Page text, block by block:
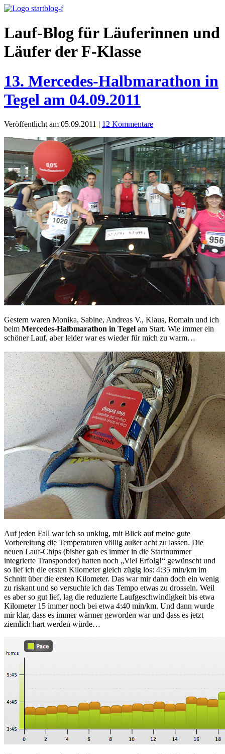
Lauf-Blog für Läuferinnen und
Läufer der F-Klasse
13. Mercedes-Halbmarathon in
Tegel am 04.09.2011
Veröffentlicht am 05.09.2011 | 12 Kommentare
Gestern waren Monika, Sabine, Andreas V., Klaus, Romain und ich
beim Mercedes-Halbmarathon in Tegel am Start. Wie immer ein
schöner Lauf, aber leider war es wieder für mich zu warm…
Auf jeden Fall war ich so unklug, mit Blick auf meine gute
Vorbereitung die Temperaturen völlig außer acht zu lassen. Die
neuen Lauf-Chips (bisher gab es immer in die Startnummer
integrierte Transponder) hatten noch „Viel Erfolg!“ gewünscht und
so lief ich die ersten Kilometer gleich zügig los: 4:35 min/km im
Schnitt über die ersten Kilometer. Das war mir dann doch ein wenig
zu riskant und so versuchte ich das Tempo etwas zu drosseln. Weil
es aber so gut lief, lag die reduzierte Laufgeschwindigkeit bis etwa
Kilometer 15 immer noch bei etwa 4:40 min/km. Und dann wurde
mir klar, dass es immer wärmer geworden war und dass es jetzt
ziemlich hart werden würde…